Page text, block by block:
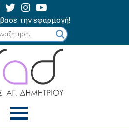
την εφαρμογή!